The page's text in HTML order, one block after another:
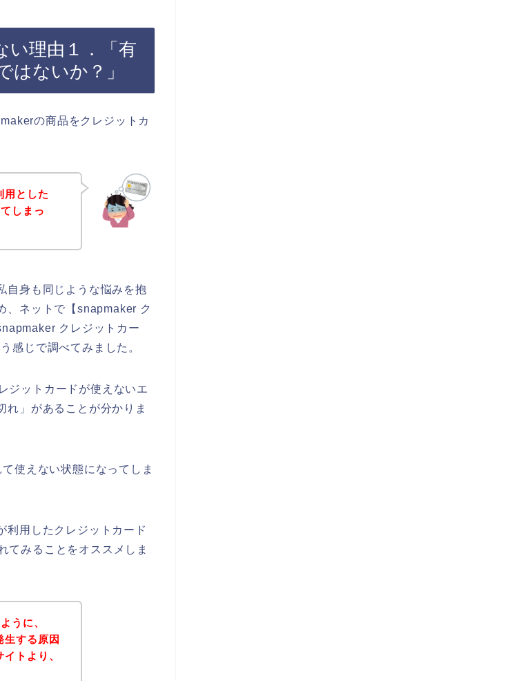
い理由１．「有
ないか？」
の商品をクレジットカ
用とした
しまっ
自身も同じような悩みを抱
、ネットで【snapmaker ク
クレジットカー
じで調べてみました。
ジットカードが使えないエ
れ」があることが分かりま
使えない状態になってしま
利用したクレジットカード
てみることをオススメしま
うに、
する原因
トより、